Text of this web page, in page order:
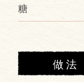
糖
做法